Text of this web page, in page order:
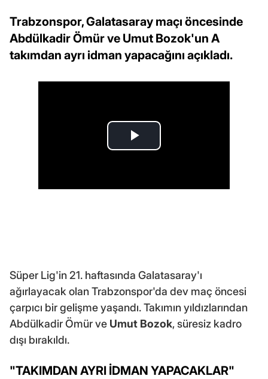
Trabzonspor, Galatasaray maçı öncesinde
Abdülkadir Ömür ve Umut Bozok'un A
takımdan ayrı idman yapacağını açıkladı.
Süper Lig'in 21. haftasında Galatasaray'ı
ağırlayacak olan Trabzonspor'da dev maç öncesi
çarpıcı bir gelişme yaşandı. Takımın yıldızlarından
Abdülkadir Ömür ve Umut Bozok, süresiz kadro
dışı bırakıldı.
"TAKIMDAN AYRI İDMAN YAPACAKLAR"